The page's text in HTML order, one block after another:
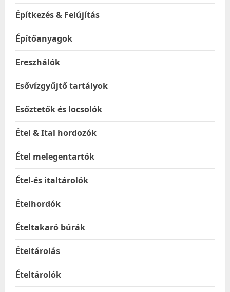
Építkezés & Felújítás
Építőanyagok
Ereszhálók
Esővízgyűjtő tartályok
Esőztetők és locsolók
Étel & Ital hordozók
Étel melegentartók
Étel-és italtárolók
Ételhordók
Ételtakaró búrák
Ételtárolás
Ételtárolók